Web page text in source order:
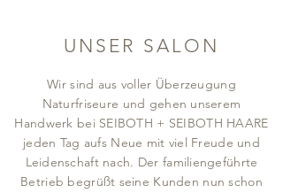
UNSER SALON
Wir sind aus voller Überzeugung
Naturfriseure und gehen unserem
Handwerk bei SEIBOTH + SEIBOTH HAARE
jeden Tag aufs Neue mit viel Freude und
Leidenschaft nach. Der familiengeführte
Betrieb begrüßt seine Kunden nun schon